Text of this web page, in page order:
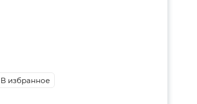
В избранное